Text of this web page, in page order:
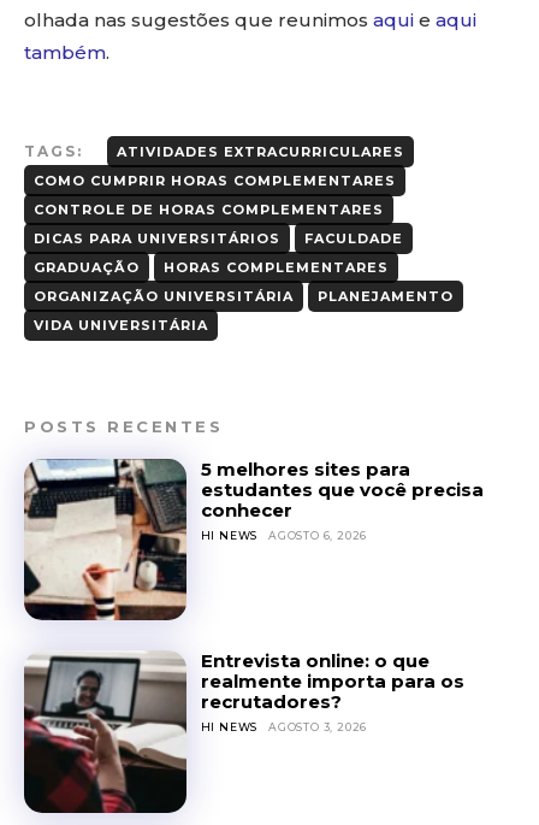
olhada nas sugestões que reunimos aqui e aqui
também.
TAGS:
ATIVIDADES EXTRACURRICULARES
COMO CUMPRIR HORAS COMPLEMENTARES
CONTROLE DE HORAS COMPLEMENTARES
DICAS PARA UNIVERSITÁRIOS
FACULDADE
GRADUAÇÃO
HORAS COMPLEMENTARES
ORGANIZAÇÃO UNIVERSITÁRIA
PLANEJAMENTO
VIDA UNIVERSITÁRIA
POSTS RECENTES
5 melhores sites para
estudantes que você precisa
conhecer
HI NEWS AGOSTO 6, 2026
Entrevista online: o que
realmente importa para os
recrutadores?
HI NEWS AGOSTO 3, 2026